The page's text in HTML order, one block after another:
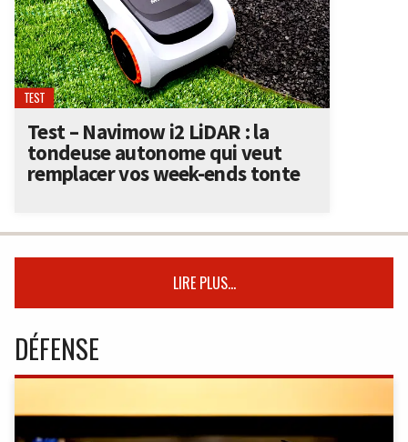
TEST
Test – Navimow i2 LiDAR : la
tondeuse autonome qui veut
remplacer vos week-ends tonte
LIRE PLUS...
DÉFENSE